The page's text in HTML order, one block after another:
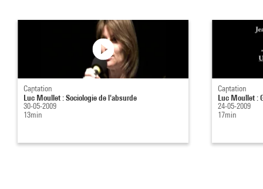
Captation
Luc Moullet : Sociologie de l'absurde
30-05-2009
13min
Captation
Luc Moullet :
24-05-2009
17min